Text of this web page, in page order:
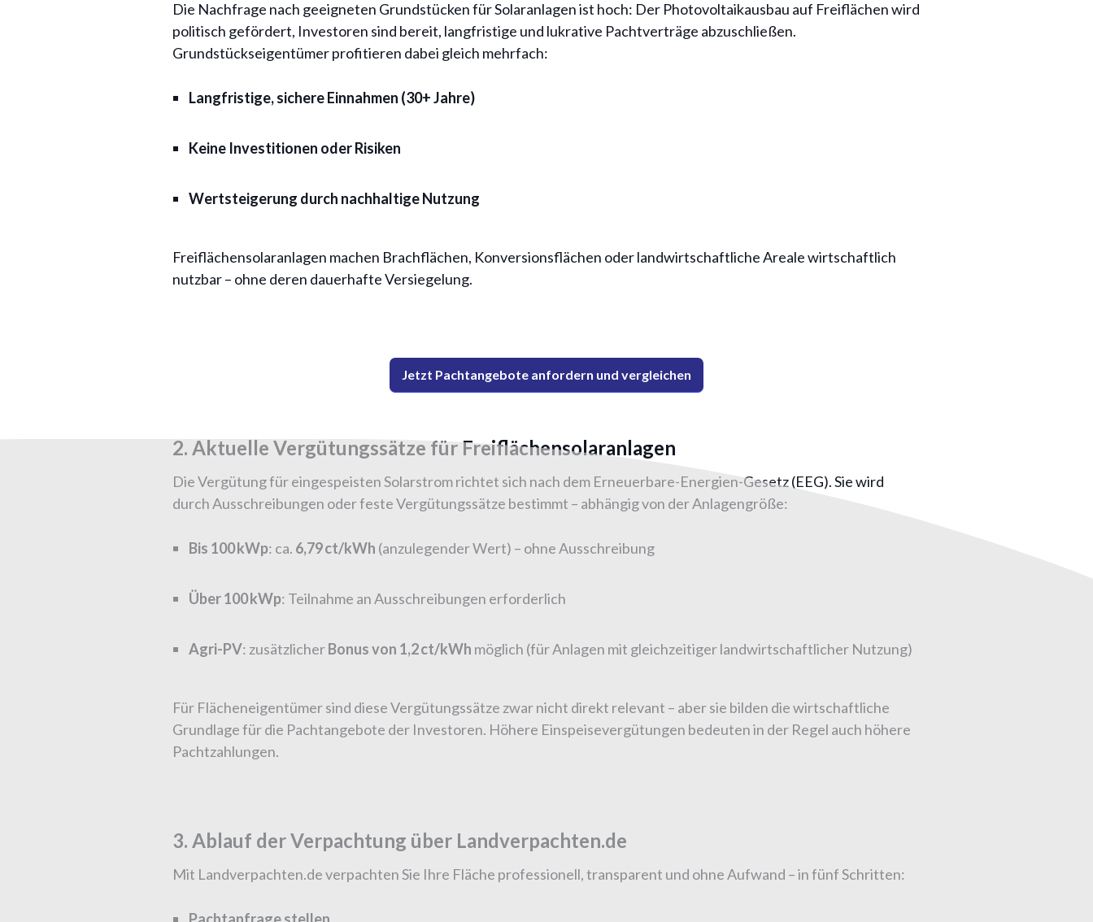
Die Nachfrage nach geeigneten Grundstücken für Solaranlagen ist hoch: Der Photovoltaikausbau auf Freiflächen wird
politisch gefördert, Investoren sind bereit, langfristige und lukrative Pachtverträge abzuschließen.
Grundstückseigentümer profitieren dabei gleich mehrfach:
Langfristige, sichere Einnahmen (30+ Jahre)
Keine Investitionen oder Risiken
Wertsteigerung durch nachhaltige Nutzung
Freiflächensolaranlagen machen Brachflächen, Konversionsflächen oder landwirtschaftliche Areale wirtschaftlich
nutzbar – ohne deren dauerhafte Versiegelung.
Jetzt Pachtangebote anfordern und vergleichen
2. Aktuelle Vergütungssätze für Freiflächensolaranlagen
Die Vergütung für eingespeisten Solarstrom richtet sich nach dem Erneuerbare-Energien-Gesetz (EEG). Sie wird
durch Ausschreibungen oder feste Vergütungssätze bestimmt – abhängig von der Anlagengröße:
Bis 100 kWp: ca. 6,79 ct/kWh (anzulegender Wert) – ohne Ausschreibung
Über 100 kWp: Teilnahme an Ausschreibungen erforderlich
Agri-PV: zusätzlicherBonus von 1,2 ct/kWh möglich (für Anlagen mit gleichzeitiger landwirtschaftlicher Nutzung)
Für Flächeneigentümer sind diese Vergütungssätze zwar nicht direkt relevant – aber sie bilden die wirtschaftliche
Grundlage für die Pachtangebote der Investoren. Höhere Einspeisevergütungen bedeuten in der Regel auch höhere
Pachtzahlungen.
3. Ablauf der Verpachtung über Landverpachten.de
Mit Landverpachten.de verpachten Sie Ihre Fläche professionell, transparent und ohne Aufwand – in fünf Schritten: